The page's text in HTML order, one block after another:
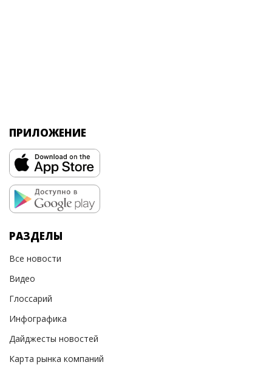
ПРИЛОЖЕНИЕ
РАЗДЕЛЫ
Все новости
Видео
Глоссарий
Инфографика
Дайджесты новостей
Карта рынка компаний